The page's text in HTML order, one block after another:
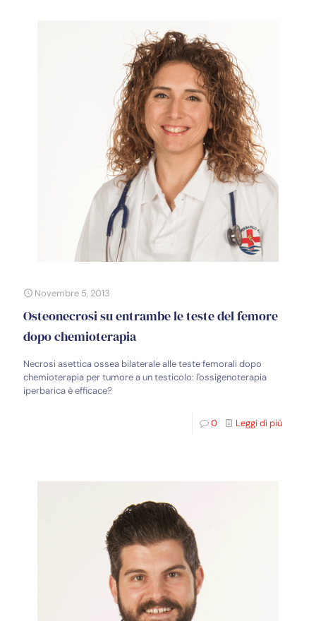
Novembre 5, 2013
Osteonecrosi su entrambe le teste del femore
dopo chemioterapia
Necrosi asettica ossea bilaterale alle teste femorali dopo
chemioterapia per tumore a un testicolo: l'ossigenoterapia
iperbarica è efficace?
0 Leggi di più